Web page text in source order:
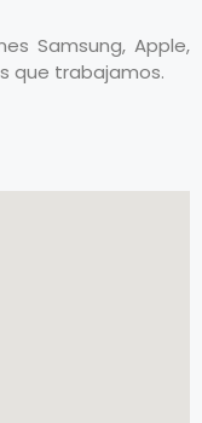
Samsung, Apple,
que trabajamos.